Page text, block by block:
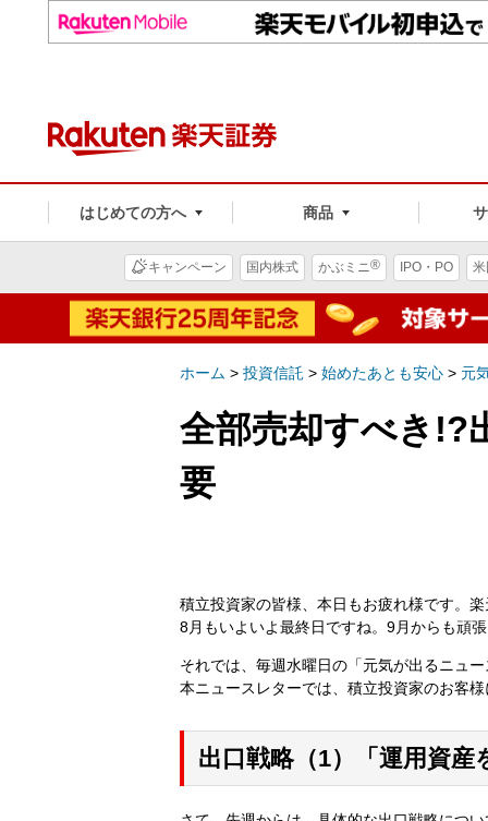
はじめての方へ 商品
キャンペーン 国内株式 かぶミニ® IPO・PO
ホーム > 投資信託 > 始めたあとも安心 > 元
全部売却すべき!?
要
積立投資家の皆様、本日もお疲れ様です。
8月もいよいよ最終日ですね。9月からも頑
それでは、毎週水曜日の「元気が出るニュ
本ニュースレターでは、積立投資家のお客
出口戦略（1）「運用資